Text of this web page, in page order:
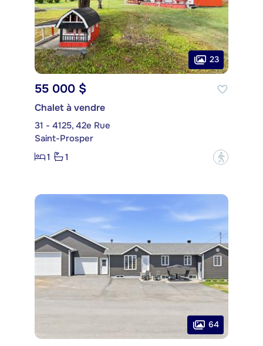
23
55 000 $
Chalet à vendre
31 - 4125, 42e Rue
Saint-Prosper
1
1 ?
64